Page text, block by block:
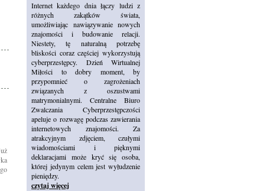
Internet każdego dnia łączy ludzi z
różnych zakątków świata,
umożliwiając nawiązywanie nowych
znajomości i budowanie relacji.
Niestety, tę naturalną potrzebę
bliskości coraz częściej wykorzystują
cyberprzestępcy. Dzień Wirtualnej
Miłości to dobry moment, by
przypomnieć o zagrożeniach
związanych z oszustwami
matrymonialnymi. Centralne Biuro
Zwalczania Cyberprzestępczości
apeluje o rozwagę podczas zawierania
internetowych znajomości. Za
atrakcyjnym zdjęciem, czułymi
wiadomościami i pięknymi
deklaracjami może kryć się osoba,
której jedynym celem jest wyłudzenie
pieniędzy.
czytaj więcej